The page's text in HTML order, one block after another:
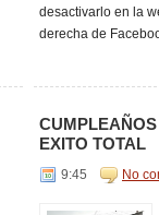
desactivarlo en la
derecha de
EXITO TOTAL
9:45 No